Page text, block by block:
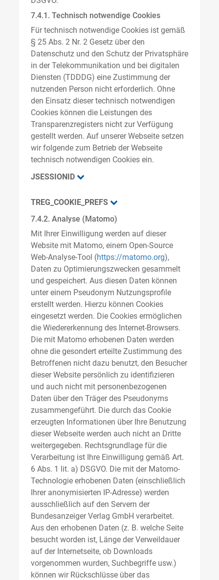
7.4.1. Technisch notwendige Cookies
Für technisch notwendige Cookies ist gemäß
§ 25 Abs. 2 Nr. 2 Gesetz über den
Datenschutz und den Schutz der Privatsphäre
in der Telekommunikation und bei digitalen
Diensten (TDDDG) eine Zustimmung der
nutzenden Person nicht erforderlich. Ohne
den Einsatz dieser technisch notwendigen
Cookies können die Leistungen des
Transparenzregisters nicht zur Verfügung
gestellt werden. Auf unserer Webseite setzen
wir folgende zum Betrieb der Webseite
technisch notwendigen Cookies ein.
JSESSIONID
TREG_COOKIE_PREFS
7.4.2. Analyse (Matomo)
Mit Ihrer Einwilligung werden auf dieser
Website mit Matomo, einem Open-Source
Web-Analyse-Tool (https://matomo.org),
Daten zu Optimierungszwecken gesammelt
und gespeichert. Aus diesen Daten können
unter einem Pseudonym Nutzungsprofile
erstellt werden. Hierzu können Cookies
eingesetzt werden. Die Cookies ermöglichen
die Wiedererkennung des Internet-Browsers.
Die mit Matomo erhobenen Daten werden
ohne die gesondert erteilte Zustimmung des
Betroffenen nicht dazu benutzt, den Besucher
dieser Website persönlich zu identifizieren
und auch nicht mit personenbezogenen
Daten über den Träger des Pseudonyms
zusammengeführt. Die durch das Cookie
erzeugten Informationen über Ihre Benutzung
dieser Webseite werden auch nicht an Dritte
weitergegeben. Rechtsgrundlage für die
Verarbeitung ist Ihre Einwilligung gemäß Art.
6 Abs. 1 lit. a) DSGVO. Die mit der Matomo-
Technologie erhobenen Daten (einschließlich
Ihrer anonymisierten IP-Adresse) werden
ausschließlich auf den Servern der
Bundesanzeiger Verlag GmbH verarbeitet.
Aus den erhobenen Daten (z. B. welche Seite
besucht worden ist, Länge der Verweildauer
auf der Internetseite, ob Downloads
vorgenommen wurden, Suchbegriffe usw.)
können wir Rückschlüsse über das